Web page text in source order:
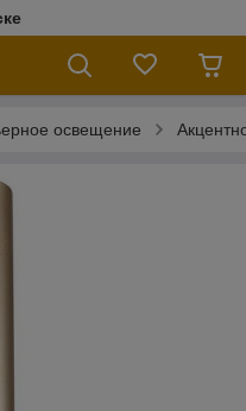
освещение